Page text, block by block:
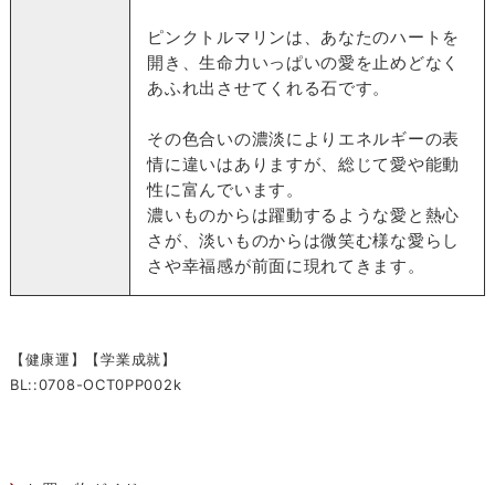
ピンクトルマリンは、あなたのハートを
開き、生命力いっぱいの愛を止めどなく
あふれ出させてくれる石です。
その色合いの濃淡によりエネルギーの表
情に違いはありますが、総じて愛や能動
性に富んでいます。
濃いものからは躍動するような愛と熱心
さが、淡いものからは微笑む様な愛らし
さや幸福感が前面に現れてきます。
【健康運】【学業成就】
BL::0708-OCT0PP002k